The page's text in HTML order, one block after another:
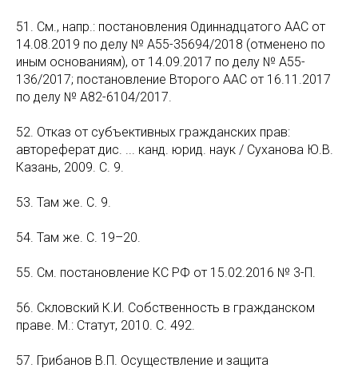
51. См., напр.: постановления Одиннадцатого ААС от
14.08.2019 по делу № А55-35694/2018 (отменено по
иным основаниям), от 14.09.2017 по делу № А55-
136/2017; постановление Второго ААС от 16.11.2017
по делу № А82-6104/2017.
52. Отказ от субъективных гражданских прав:
автореферат дис. ... канд. юрид. наук / Суханова Ю.В.
Казань, 2009. С. 9.
53. Там же. С. 9.
54. Там же. С. 19–20.
55. См. постановление КС РФ от 15.02.2016 № 3-П.
56. Скловский К.И. Собственность в гражданском
праве. М.: Статут, 2010. С. 492.
57. Грибанов В.П. Осуществление и защита